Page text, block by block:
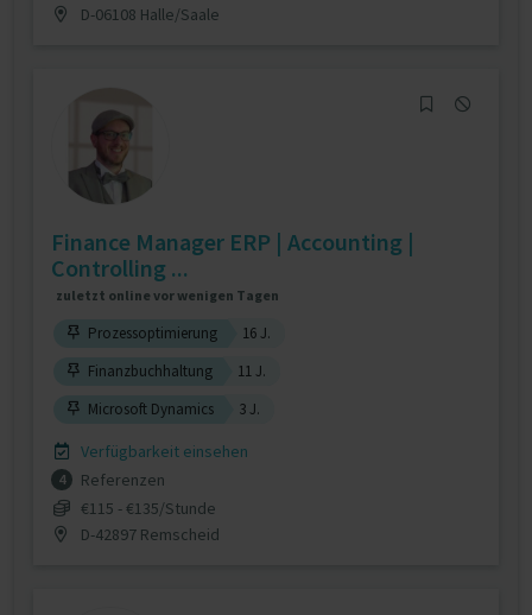
D-06108 Halle/Saale
Finance Manager ERP | Accounting |
Controlling ...
zuletzt online vor wenigen Tagen
Prozessoptimierung
16 J.
Finanzbuchhaltung
11 J.
Microsoft Dynamics
3 J.
Verfügbarkeit einsehen
4
Referenzen
€115 - €135/Stunde
D-42897 Remscheid